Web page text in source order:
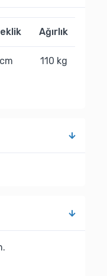
Ağırlık
110 kg